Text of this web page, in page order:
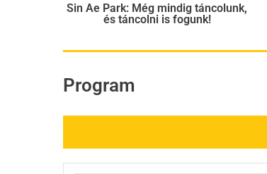
Sin Ae Park: Még mindig táncolunk,
és táncolni is fogunk!
Program